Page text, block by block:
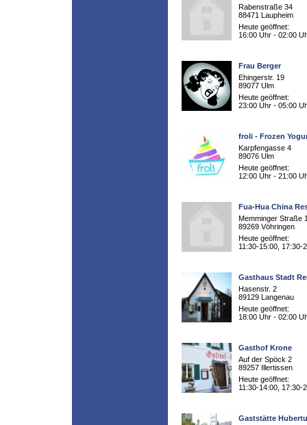
Rabenstraße 34
88471 Laupheim
Heute geöffnet:
16:00 Uhr - 02:00
Frau Berger
Ehingerstr. 19
89077 Ulm
Heute geöffnet:
23:00 Uhr - 05:00
froli - Frozen
Karpfengasse 4
89076 Ulm
Heute geöffnet:
12:00 Uhr - 21:00
Fua-Hua China
Memminger Straße
89269 Vöhringen
Heute geöffnet:
11:30-15:00, 17:30-
Gasthaus Stadt
Hasenstr. 2
89129 Langenau
Heute geöffnet:
18:00 Uhr - 02:00
Gasthof Krone
Auf der Spöck 2
89257 Illertissen
Heute geöffnet:
11:30-14:00, 17:30-
Gaststätte